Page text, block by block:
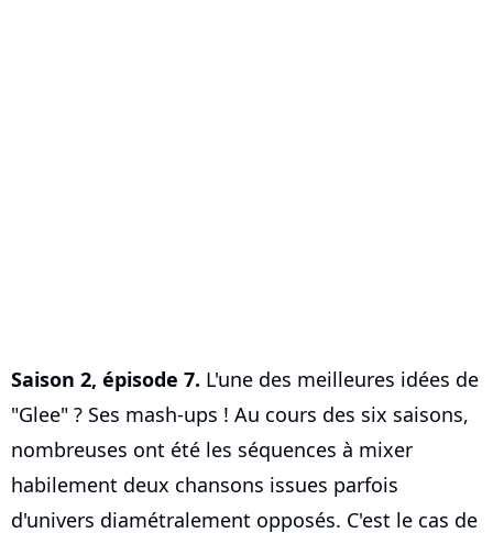
Saison 2, épisode 7. L'une des meilleures idées de
"Glee" ? Ses mash-ups ! Au cours des six saisons,
nombreuses ont été les séquences à mixer
habilement deux chansons issues parfois
d'univers diamétralement opposés. C'est le cas de